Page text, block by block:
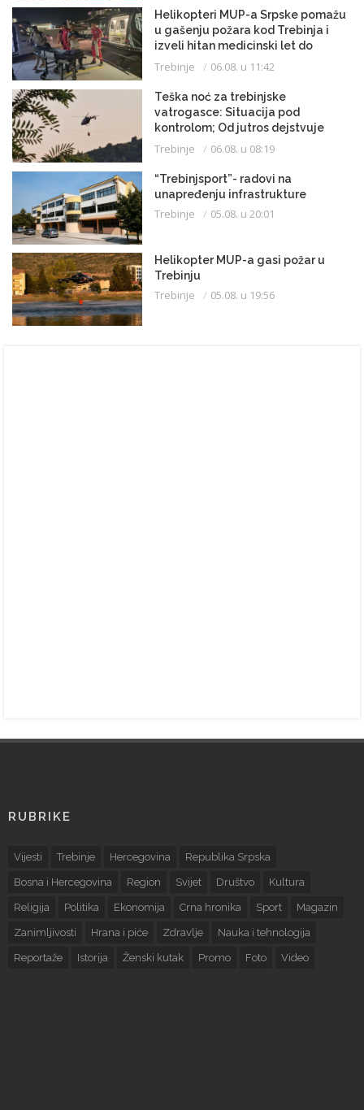
Helikopteri MUP-a Srpske pomažu
u gašenju požara kod Trebinja i
izveli hitan medicinski let do
Beograda
Trebinje 06.08. u 11:42
Teška noć za trebinjske
vatrogasce: Situacija pod
kontrolom; Od jutros dejstvuje
helikopter
Trebinje 06.08. u 08:19
“Trebinjsport”- radovi na
unapređenju infrastrukture
Trebinje 05.08. u 20:01
Helikopter MUP-a gasi požar u
Trebinju
Trebinje 05.08. u 19:56
RUBRIKE
Vijesti Trebinje Hercegovina Republika Srpska
Bosna i Hercegovina Region Svijet Društvo Kultura
Religija Politika Ekonomija Crna hronika Sport Magazin
Zanimljivosti Hrana i piće Zdravlje Nauka i tehnologija
Reportaže Istorija Ženski kutak Promo Foto Video